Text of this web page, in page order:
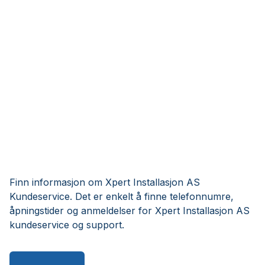
Finn informasjon om Xpert Installasjon AS
Kundeservice. Det er enkelt å finne telefonnumre,
åpningstider og anmeldelser for Xpert Installasjon AS
kundeservice og support.